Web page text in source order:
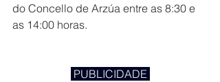
do Concello de Arzúa entre as 8:30 e
as 14:00 horas.
PUBLICIDADE